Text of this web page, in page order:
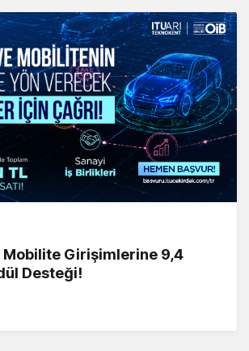
Girişimlerine 9,4
Desteği!